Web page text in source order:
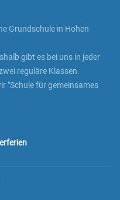
Grundschule in Hohen
gibt es bei uns in jeder
reguläre Klassen.
"Schule für gemeinsames